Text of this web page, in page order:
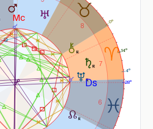
6
7
8
14°
4°
0°
28°